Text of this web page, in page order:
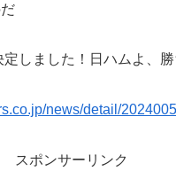
しました！日ハムよ、勝
news/detail/
スポンサーリンク